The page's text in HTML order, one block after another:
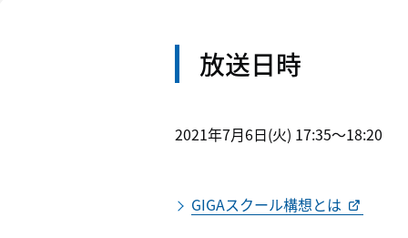
放送日時
2021年7月6日(火) 17:35～18:20
GIGAスクール構想とは